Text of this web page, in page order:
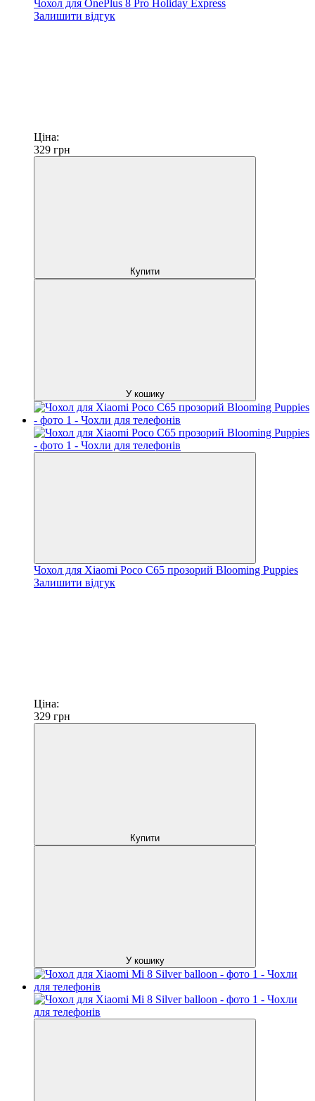
Чохол для OnePlus 8 Pro Holiday Express
Залишити відгук
Ціна:
329 грн
Купити
У кошику
Чохол для Xiaomi Poco C65 прозорий Blooming Puppies
Залишити відгук
Ціна:
329 грн
Купити
У кошику